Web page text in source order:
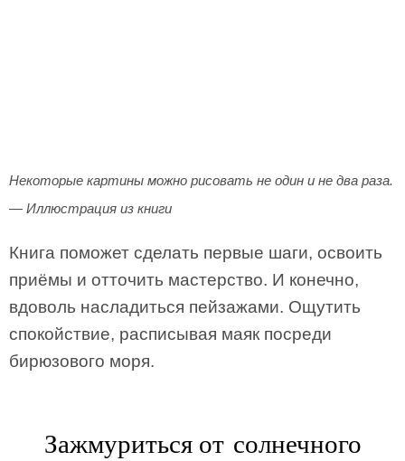
Некоторые картины можно рисовать не один и не два раза.
— Иллюстрация из книги
Книга поможет сделать первые шаги, освоить
приёмы и отточить мастерство. И конечно,
вдоволь насладиться пейзажами. Ощутить
спокойствие, расписывая маяк посреди
бирюзового моря.
Зажмуриться от солнечного